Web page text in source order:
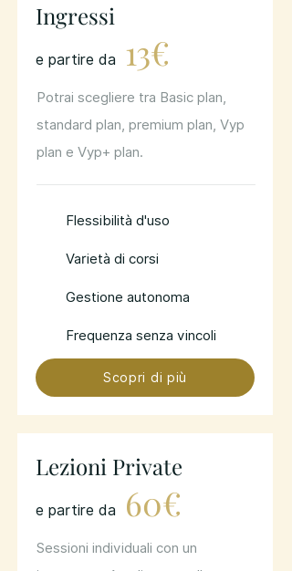
Ingressi
e partire da 13€
Potrai scegliere tra Basic plan,
standard plan, premium plan, Vyp
plan e Vyp+ plan.
Flessibilità d'uso
Varietà di corsi
Gestione autonoma
Frequenza senza vincoli
Scopri di più
Lezioni Private
e partire da 60€
Sessioni individuali con un